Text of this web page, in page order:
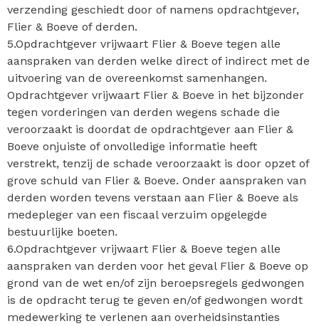
verzending geschiedt door of namens opdrachtgever,
Flier & Boeve of derden.
5.Opdrachtgever vrijwaart Flier & Boeve tegen alle
aanspraken van derden welke direct of indirect met de
uitvoering van de overeenkomst samenhangen.
Opdrachtgever vrijwaart Flier & Boeve in het bijzonder
tegen vorderingen van derden wegens schade die
veroorzaakt is doordat de opdrachtgever aan Flier &
Boeve onjuiste of onvolledige informatie heeft
verstrekt, tenzij de schade veroorzaakt is door opzet of
grove schuld van Flier & Boeve. Onder aanspraken van
derden worden tevens verstaan aan Flier & Boeve als
medepleger van een fiscaal verzuim opgelegde
bestuurlijke boeten.
6.Opdrachtgever vrijwaart Flier & Boeve tegen alle
aanspraken van derden voor het geval Flier & Boeve op
grond van de wet en/of zijn beroepsregels gedwongen
is de opdracht terug te geven en/of gedwongen wordt
medewerking te verlenen aan overheidsinstanties